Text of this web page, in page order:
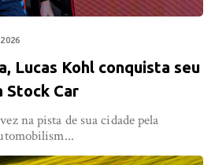
Lucas Kohl conquista seu
Stock Car
na pista de sua cidade pela